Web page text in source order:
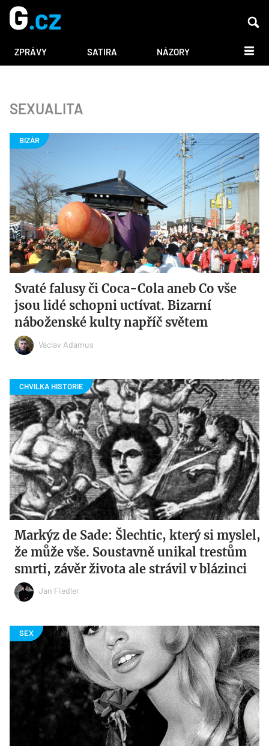
ZPRÁVY SATIRA NÁZORY DALŠÍ
SEXUALITA
Svaté falusy či Coca-Cola aneb Co vše
jsou lidé schopni uctívat. Bizarní
náboženské kulty napříč světem
Václav Adamus
Markýz de Sade: Šlechtic, který si myslel,
že může vše. Soustavně unikal trestům
smrti, závěr života ale strávil v blázinci
Jan Fiedler